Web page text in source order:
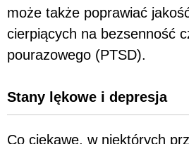
może także poprawiać
cierpiących na bezsenność
pourazowego (PTSD).
Stany lękowe i depresja
Co ciekawe, w niektórych